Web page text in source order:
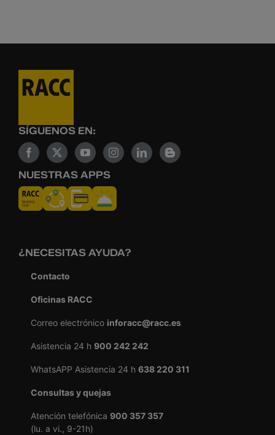
SÍGUENOS EN:
NUESTRAS APPS
¿NECESITAS AYUDA?
Contacto
Oficinas RACC
Correo electrónico inforacc@racc.es
Asistencia 24 h 900 242 242
WhatsAPP Asistencia 24 h 638 220 311
Consultas y quejas
Atención telefónica 900 357 357
(lu. a vi., 9-21h)